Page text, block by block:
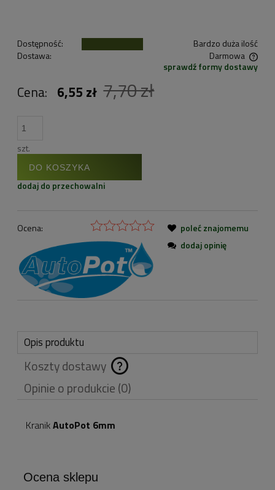
Dostępność:
Bardzo duża ilość
Dostawa:
Darmowa
Cena nie zawiera ewentualnych kosztów płatnościsprawdź formy dostawy
Cena: 6,55 zł 7,70 zł
szt.
DO KOSZYKA
dodaj do przechowalni
Ocena:
poleć znajomemu
dodaj opinię
Opis produktu
Koszty dostawy
Cena nie zawiera
ewentualnych kosztów
płatności
Opinie o produkcie (0)
KranikAutoPot 6mm
Ocena sklepu